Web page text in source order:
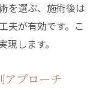
を選ぶ、施術後は
夫が有効です。こ
します。
アプローチ